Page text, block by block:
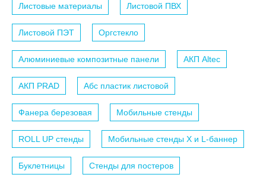
Листовые материалы Листовой ПВХ
Листовой ПЭТ Оргстекло
Алюминиевые композитные панели АКП Altec
АКП PRAD Абс пластик листовой
Фанера березовая Мобильные стенды
ROLL UP стенды Мобильные стенды X и L-баннер
Буклетницы Стенды для постеров